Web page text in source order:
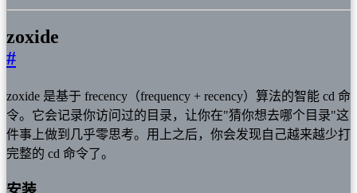
zoxide
#
zoxide 是基于 frecency（frequency + recency）算法的智能 cd 命
令。它会记录你访问过的目录，让你在"猜你想去哪个目录"这
件事上做到几乎零思考。用上之后，你会发现自己越来越少打
完整的 cd 命令了。
安装